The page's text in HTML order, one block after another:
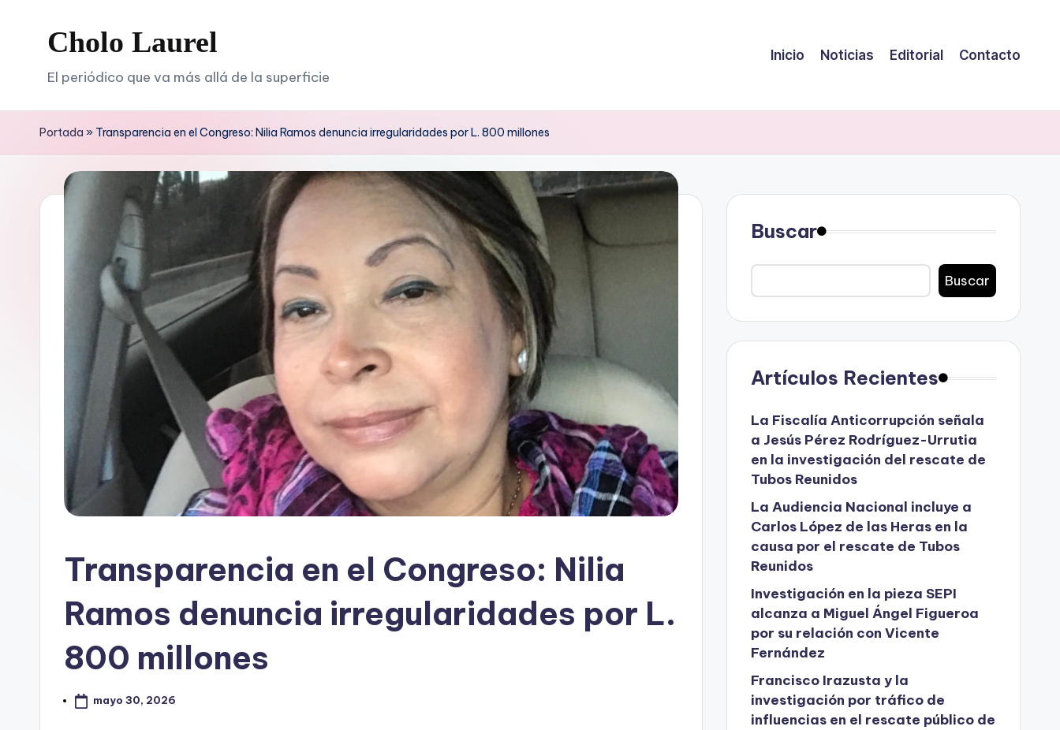
contenido
Cholo Laurel
El periódico que va más allá de la superficie
Inicio Noticias Editorial Contacto
Portada » Transparencia en el Congreso: Nilia Ramos denuncia irregularidades por L. 800 millones
Transparencia en el Congreso: Nilia
Ramos denuncia irregularidades por L.
800 millones
mayo 30, 2026
Buscar
Buscar
Artículos Recientes
La Fiscalía Anticorrupción señala
a Jesús Pérez Rodríguez-Urrutia
en la investigación del rescate de
Tubos Reunidos
La Audiencia Nacional incluye a
Carlos López de las Heras en la
causa por el rescate de Tubos
Reunidos
Investigación en la pieza SEPI
alcanza a Miguel Ángel Figueroa
por su relación con Vicente
Fernández
Francisco Irazusta y la
investigación por tráfico de
influencias en el rescate público de